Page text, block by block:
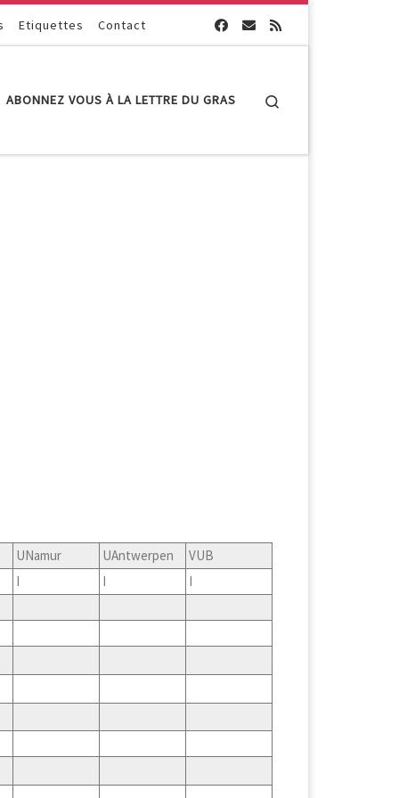
Etiquettes Contact
ABONNEZ VOUS À LA LETTRE DU GRAS
UNamur UAntwerpen
VUB
I I
I